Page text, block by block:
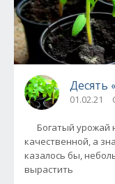
Десять
01.02.21
Богатый урожай
качественной, а
казалось бы,
вырастить